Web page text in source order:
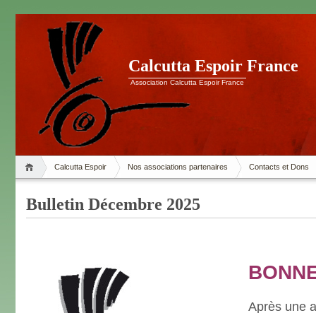
Calcutta Espoir France
Association Calcutta Espoir France
Calcutta Espoir Nos associations partenaires Contacts et Dons
Bulletin Décembre 2025
Après une